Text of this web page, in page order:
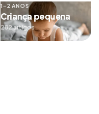
1–2 ANOS
Criança pequena
282 artigos